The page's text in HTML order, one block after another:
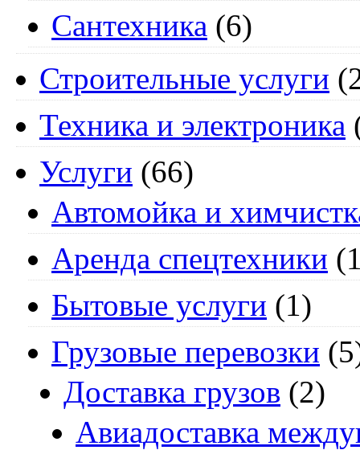
Сантехника (6)
Строительные услуги
Техника и электроника
Услуги (66)
Автомойка и
Аренда спецтехники
Бытовые услуги (1)
Грузовые перевозки
Доставка грузов (2)
Авиадоставка